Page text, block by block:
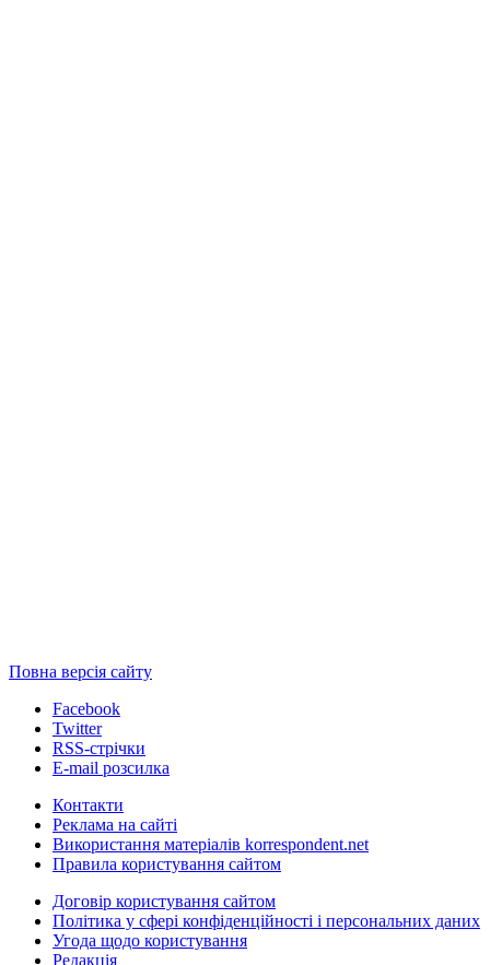
Повна версія сайту
Facebook
Twitter
RSS-стрічки
E-mail розсилка
Контакти
Реклама на сайті
Використання матеріалів korrespondent.net
Правила користування сайтом
Договір користування сайтом
Політика у сфері конфіденційності і персональних даних
Угода щодо користування
Редакція